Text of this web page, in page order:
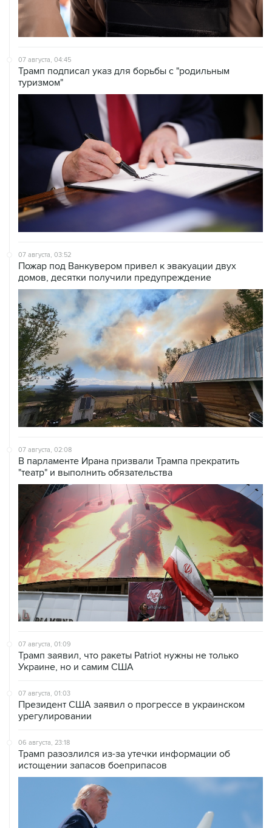
07 августа, 04:45
Трамп подписал указ для борьбы с "родильным
туризмом"
07 августа, 03:52
Пожар под Ванкувером привел к эвакуации двух
домов, десятки получили предупреждение
07 августа, 02:08
В парламенте Ирана призвали Трампа прекратить
"театр" и выполнить обязательства
07 августа, 01:09
Трамп заявил, что ракеты Patriot нужны не только
Украине, но и самим США
07 августа, 01:03
Президент США заявил о прогрессе в украинском
урегулировании
06 августа, 23:18
Трамп разозлился из-за утечки информации об
истощении запасов боеприпасов